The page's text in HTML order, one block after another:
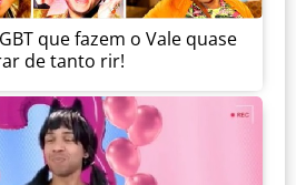
que fazem o Vale quase
de tanto rir!